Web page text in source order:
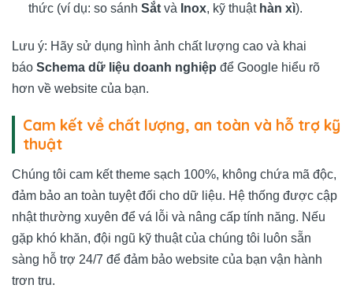
thức (ví dụ: so sánh Sắtvà Inox, kỹ thuật hàn xì).
Lưu ý: Hãy sử dụng hình ảnh chất lượng cao và khai
báo Schema dữ liệu doanh nghiệp để Google hiểu rõ
hơn về website của bạn.
Cam kết về chất lượng, an toàn và hỗ trợ kỹ
thuật
Chúng tôi cam kết theme sạch 100%, không chứa mã độc,
đảm bảo an toàn tuyệt đối cho dữ liệu. Hệ thống được cập
nhật thường xuyên để vá lỗi và nâng cấp tính năng. Nếu
gặp khó khăn, đội ngũ kỹ thuật của chúng tôi luôn sẵn
sàng hỗ trợ 24/7 để đảm bảo website của bạn vận hành
trơn tru.